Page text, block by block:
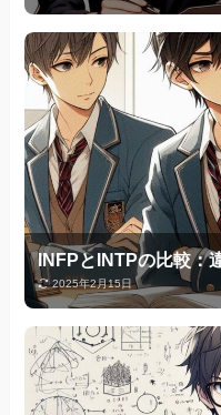
INFPとINTPの比較：
2025年2月15日